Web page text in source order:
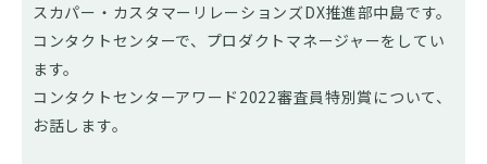
スカパー・カスタマーリレーションズDX推進部中島です。
コンタクトセンターで、プロダクトマネージャーをしてい
ます。
コンタクトセンターアワード2022審査員特別賞について、
お話します。